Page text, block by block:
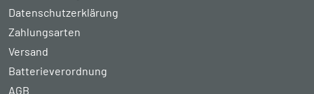
Datenschutzerklärung
Zahlungsarten
Versand
Batterieverordnung
AGB